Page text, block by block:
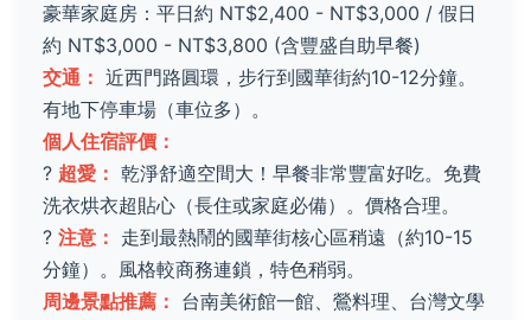
豪華家庭房：平日約 NT$2,400 - NT$3,000 / 假日
約 NT$3,000 - NT$3,800 (含豐盛自助早餐)
交通： 近西門路圓環，步行到國華街約10-12分鐘。
有地下停車場（車位多）。
個人住宿評價：
? 超愛： 乾淨舒適空間大！早餐非常豐富好吃。免費
洗衣烘衣超貼心（長住或家庭必備）。價格合理。
? 注意： 走到最熱鬧的國華街核心區稍遠（約10-15
分鐘）。風格較商務連鎖，特色稍弱。
周邊景點推薦： 台南美術館一館、鶯料理、台灣文學